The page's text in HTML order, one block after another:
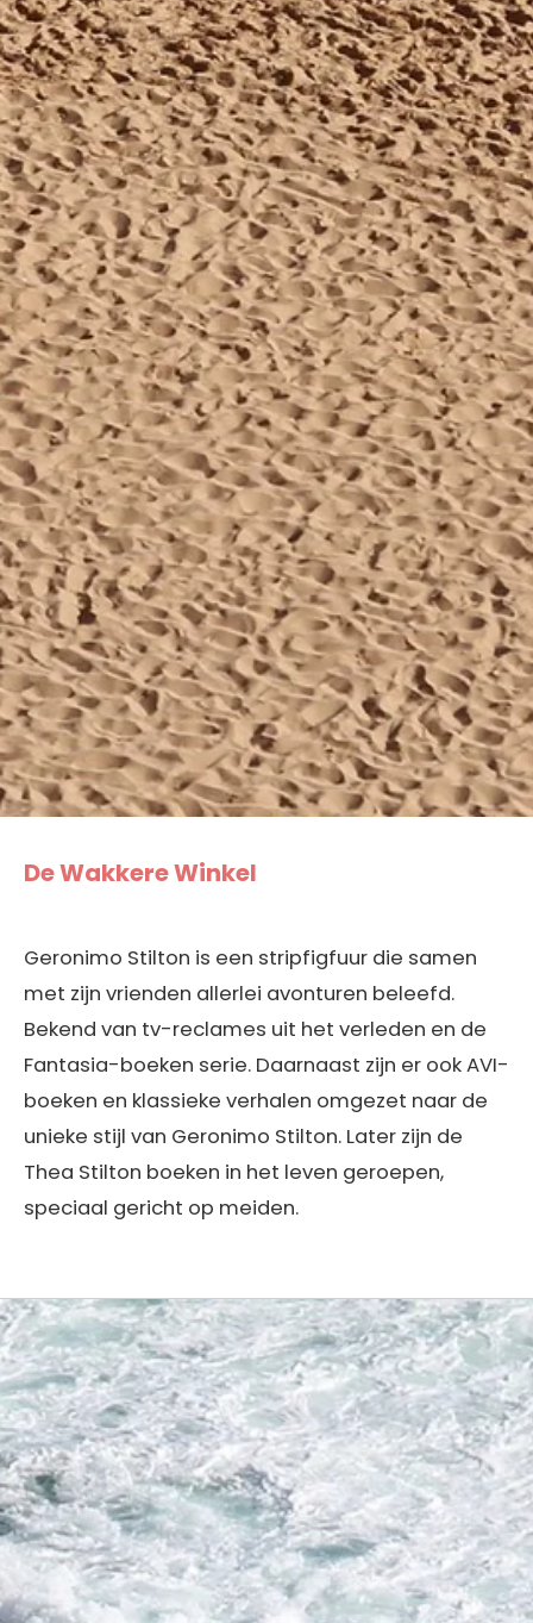
De Wakkere Winkel
Geronimo Stilton is een stripfigfuur die samen
met zijn vrienden allerlei avonturen beleefd.
Bekend van tv-reclames uit het verleden en de
Fantasia-boeken serie. Daarnaast zijn er ook AVI-
boeken en klassieke verhalen omgezet naar de
unieke stijl van Geronimo Stilton. Later zijn de
Thea Stilton boeken in het leven geroepen,
speciaal gericht op meiden.